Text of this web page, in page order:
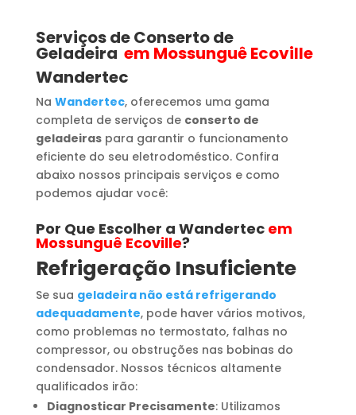
Serviços de Conserto de
Geladeira em Mossunguê Ecoville
Wandertec
Na Wandertec, oferecemos uma gama
completa de serviços de conserto de
geladeiraspara garantir o funcionamento
eficiente do seu eletrodoméstico. Confira
abaixo nossos principais serviços e como
podemos ajudar você:
Por Que Escolher a Wandertec em
Mossunguê Ecoville?
Refrigeração Insuficiente
Se sua geladeira não está refrigerando
adequadamente, pode haver vários motivos,
como problemas no termostato, falhas no
compressor, ou obstruções nas bobinas do
condensador. Nossos técnicos altamente
qualificados irão:
Diagnosticar Precisamente: Utilizamos